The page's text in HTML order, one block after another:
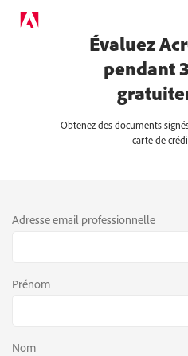
Évaluez
pendant
Obtenez des documents
carte de
Adresse email professionnelle
Prénom
Nom